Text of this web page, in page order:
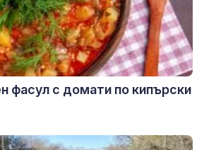
фасул с домати по кипърски